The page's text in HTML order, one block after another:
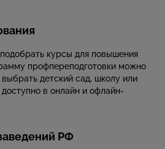
курсы для повышения
профпереподготовки можно
детский сад, школу или
в онлайн и офлайн-
РФ